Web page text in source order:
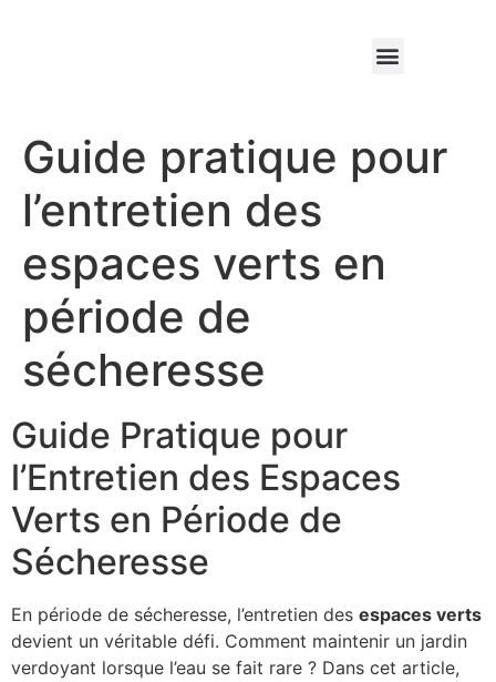
Guide pratique pour
l’entretien des
espaces verts en
période de
sécheresse
Guide Pratique pour
l’Entretien des Espaces
Verts en Période de
Sécheresse
En période de sécheresse, l’entretien des espaces verts
devient un véritable défi. Comment maintenir un jardin
verdoyant lorsque l’eau se fait rare ? Dans cet article,